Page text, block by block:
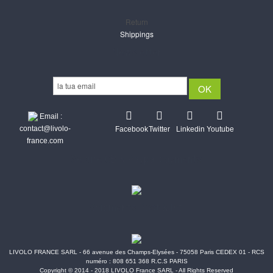
Return
Shippings
Email :
contact@livolo-
france.com
FacebookTwitter Linkedin Youtube
LIVOLO FRANCE SARL - 66 avenue des Champs-Elysées - 75058 Paris CEDEX 01 - RCS
numéro : 808 651 368 R.C.S PARIS
Copyright © 2014 - 2018 LIVOLO France SARL - All Rights Reserved